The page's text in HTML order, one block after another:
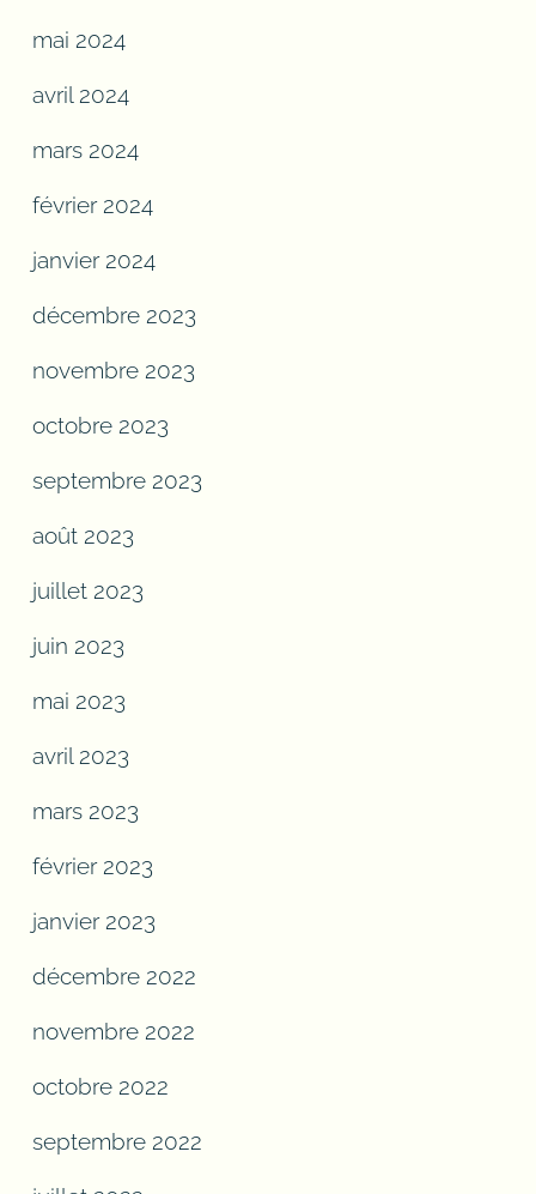
mai 2024
avril 2024
mars 2024
février 2024
janvier 2024
décembre 2023
novembre 2023
octobre 2023
septembre 2023
août 2023
juillet 2023
juin 2023
mai 2023
avril 2023
mars 2023
février 2023
janvier 2023
décembre 2022
novembre 2022
octobre 2022
septembre 2022